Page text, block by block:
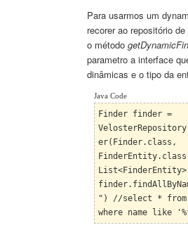
Para usarmos um
recorer ao repositório
o método
parametro a interface
dinâmicas e o tipo da
Java Code
Finder finder =
er(Finder.class,
") //select * from
where name like